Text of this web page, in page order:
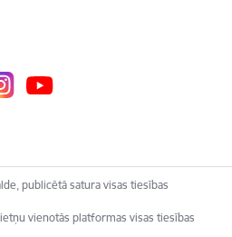
publicētā satura visas tiesības
vienotās platformas visas tiesības